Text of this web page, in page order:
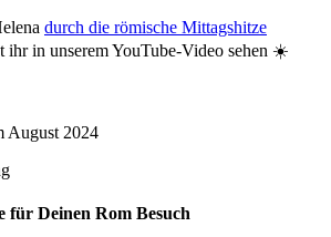
durch die römische Mittagshitze
ihr in unserem YouTube-Video sehen ☀️
August 2024
für Deinen Rom Besuch